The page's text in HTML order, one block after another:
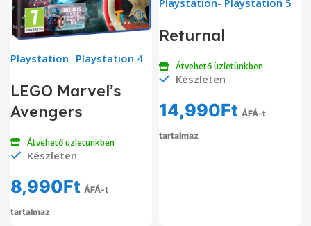
Playstation- Playstation 4
LEGO Marvel’s
Avengers
Átvehető üzletünkben
Készleten
8,990Ft ÁFÁ-t
tartalmaz
Playstation- Playstation 5
Returnal
Átvehető üzletünkben
Készleten
14,990Ft ÁFÁ-t
tartalmaz